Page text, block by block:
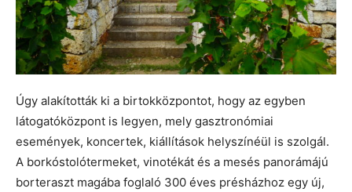
Úgy alakították ki a birtokközpontot, hogy az egyben
látogatóközpont is legyen, mely gasztronómiai
események, koncertek, kiállítások helyszínéül is szolgál.
A borkóstolótermeket, vinotékát és a mesés panorámájú
borteraszt magába foglaló 300 éves présházhoz egy új,